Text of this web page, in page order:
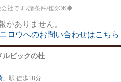
社です♪諸条件相談OK◆
がありません。
ロウへのお問い合わせはこちら
ルビックの杜
」駅 徒歩18分